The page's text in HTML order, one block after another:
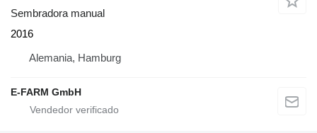
Sembradora manual
2016
Alemania, Hamburg
E-FARM GmbH